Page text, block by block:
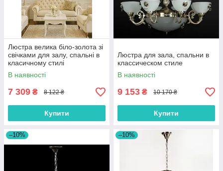
Люстра велика біло-золота зі
свічками для залу, спальні в
класичному стилі
В наявності
7 309 ₴ 8 122 ₴
Купити
Люстра для зала, спальни в
классическом стиле
В наявності
9 153 ₴ 10 170 ₴
Купити
–10% –10%